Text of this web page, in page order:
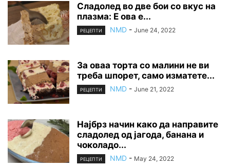
Сладолед во две бои со вкус на
плазма: Е ова е...
РЕЦЕПТИ NMD - June 24, 2022
За оваа торта со малини не ви
треба шпорет, само изматете...
РЕЦЕПТИ NMD - June 21, 2022
Најбрз начин како да направите
сладолед од јагода, банана и
чоколадо...
РЕЦЕПТИ NMD - May 24, 2022